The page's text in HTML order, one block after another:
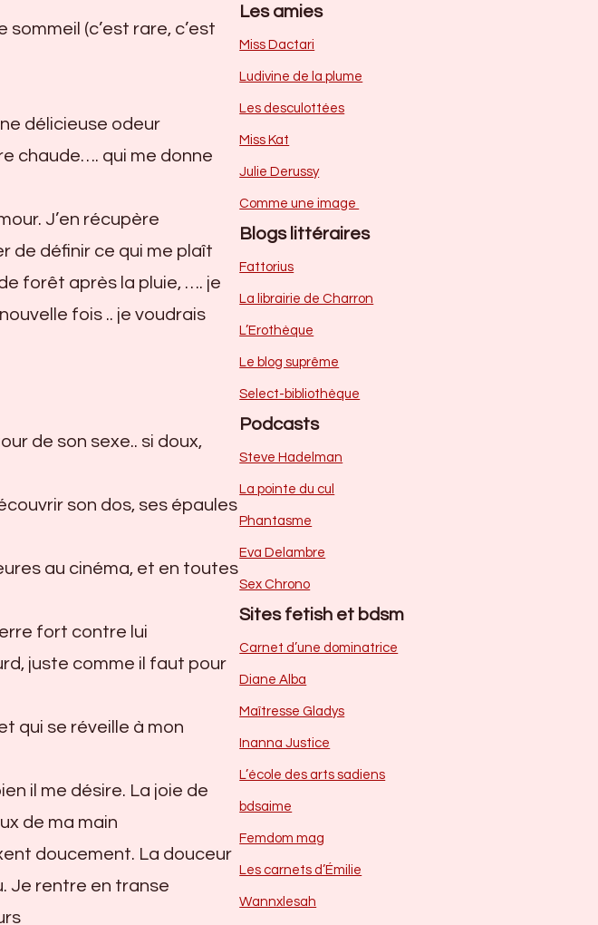
(c’est rare, c’est
délicieuse odeur
chaude…. qui me donne
J’en récupère
de définir ce qui me plaît
forêt après la pluie, …. je
fois .. je voudrais
de son sexe.. si doux,
son dos, ses épaules
au cinéma, et en toutes
fort contre lui
juste comme il faut pour
qui se réveille à mon
il me désire. La joie de
de ma main
doucement. La douceur
Je rentre en transe
Les amies
Miss Dactari
Ludivine de la plume
Les desculottées
Miss Kat
Julie Derussy
Comme une image
Blogs littéraires
Fattorius
La librairie de Charron
L’Erothèque
Le blog suprême
Select-bibliothèque
Podcasts
Steve Hadelman
La pointe du cul
Phantasme
Eva Delambre
Sex Chrono
Sites fetish et bdsm
Carnet d’une dominatrice
Diane Alba
Maîtresse Gladys
Inanna Justice
L’école des arts sadiens
bdsaime
Femdom mag
Les carnets d’Émilie
Wannxlesah